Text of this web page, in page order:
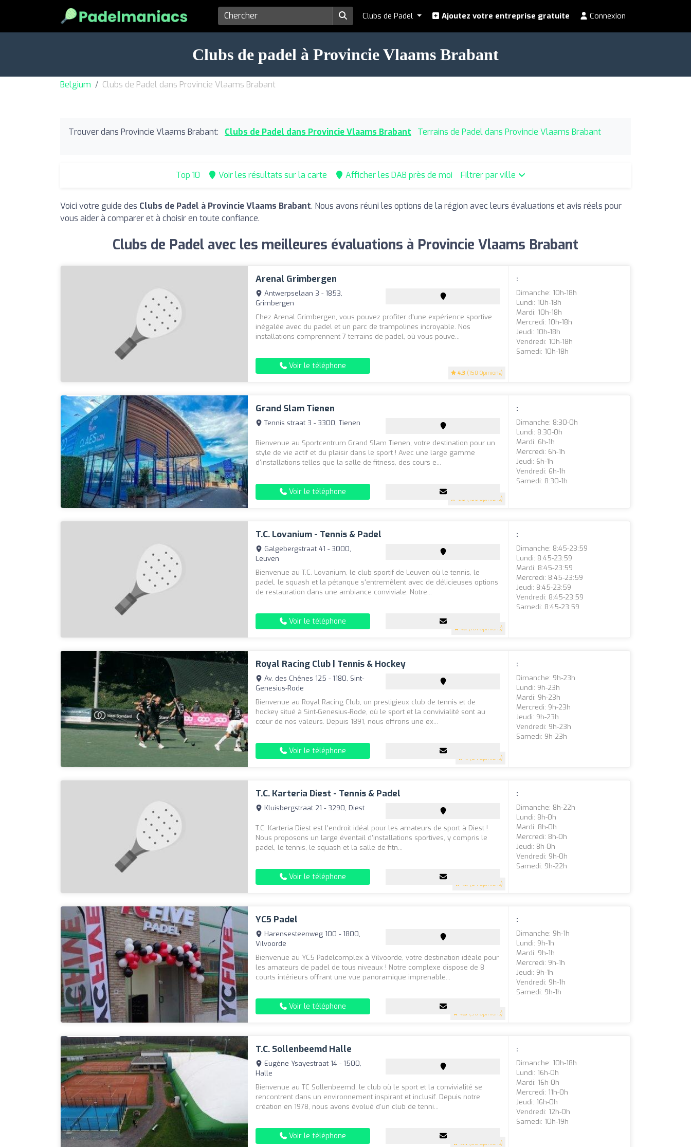
Clubs de Padel Ajoutez votre entreprise gratuite Connexion
Clubs de padel à Provincie Vlaams Brabant
Belgium Clubs de Padel dans Provincie Vlaams Brabant
Trouver dans Provincie Vlaams Brabant: Clubs de Padel dans Provincie Vlaams Brabant Terrains de Padel dans Provincie Vlaams Brabant
Top 10 Voir les résultats sur la carte Afficher les DAB près de moi Filtrer par ville
Voici votre guide des Clubs de Padel à Provincie Vlaams Brabant. Nous avons réuni les options de la région avec leurs évaluations et avis réels pour
vous aider à comparer et à choisir en toute confiance.
Clubs de Padel avec les meilleures évaluations à Provincie Vlaams Brabant
Arenal Grimbergen
4.3 (150 Opinions)
Antwerpselaan 3 - 1853,
Grimbergen
Chez Arenal Grimbergen, vous pouvez profiter d'une expérience sportive
inégalée avec du padel et un parc de trampolines incroyable. Nos
installations comprennent 7 terrains de padel, où vous pouve...
Voir le téléphone
:
Dimanche: 10h-18h
Lundi: 10h-18h
Mardi: 10h-18h
Mercredi: 10h-18h
Jeudi: 10h-18h
Vendredi: 10h-18h
Samedi: 10h-18h
Grand Slam Tienen
4.6 (106 Opinions)
Tennis straat 3 - 3300, Tienen
Bienvenue au Sportcentrum Grand Slam Tienen, votre destination pour un
style de vie actif et du plaisir dans le sport ! Avec une large gamme
d'installations telles que la salle de fitness, des cours e...
Voir le téléphone
:
Dimanche: 8:30-0h
Lundi: 8:30-0h
Mardi: 6h-1h
Mercredi: 6h-1h
Jeudi: 6h-1h
Vendredi: 6h-1h
Samedi: 8:30-1h
T.C. Lovanium - Tennis & Padel
4.1 (161 Opinions)
Galgebergstraat 41 - 3000,
Leuven
Bienvenue au T.C. Lovanium, le club sportif de Leuven où le tennis, le
padel, le squash et la pétanque s'entremêlent avec de délicieuses options
de restauration dans une ambiance conviviale. Notre...
Voir le téléphone
:
Dimanche: 8:45-23:59
Lundi: 8:45-23:59
Mardi: 8:45-23:59
Mercredi: 8:45-23:59
Jeudi: 8:45-23:59
Vendredi: 8:45-23:59
Samedi: 8:45-23:59
Royal Racing Club | Tennis & Hockey
4 (84 Opinions)
Av. des Chênes 125 - 1180, Sint-
Genesius-Rode
Bienvenue au Royal Racing Club, un prestigieux club de tennis et de
hockey situé à Sint-Genesius-Rode, où le sport et la convivialité sont au
cœur de nos valeurs. Depuis 1891, nous offrons une ex...
Voir le téléphone
:
Dimanche: 9h-23h
Lundi: 9h-23h
Mardi: 9h-23h
Mercredi: 9h-23h
Jeudi: 9h-23h
Vendredi: 9h-23h
Samedi: 9h-23h
T.C. Karteria Diest - Tennis & Padel
4.1 (84 Opinions)
Kluisbergstraat 21 - 3290, Diest
T.C. Karteria Diest est l'endroit idéal pour les amateurs de sport à Diest !
Nous proposons un large éventail d'installations sportives, y compris le
padel, le tennis, le squash et la salle de fitn...
Voir le téléphone
:
Dimanche: 8h-22h
Lundi: 8h-0h
Mardi: 8h-0h
Mercredi: 8h-0h
Jeudi: 8h-0h
Vendredi: 9h-0h
Samedi: 9h-22h
YC5 Padel
4.3 (56 Opinions)
Harensesteenweg 100 - 1800,
Vilvoorde
Bienvenue au YC5 Padelcomplex à Vilvoorde, votre destination idéale pour
les amateurs de padel de tous niveaux ! Notre complexe dispose de 8
courts intérieurs offrant une vue panoramique imprenable...
Voir le téléphone
:
Dimanche: 9h-1h
Lundi: 9h-1h
Mardi: 9h-1h
Mercredi: 9h-1h
Jeudi: 9h-1h
Vendredi: 9h-1h
Samedi: 9h-1h
T.C. Sollenbeemd Halle
4.4 (50 Opinions)
Eugène Ysayestraat 14 - 1500,
Halle
Bienvenue au TC Sollenbeemd, le club où le sport et la convivialité se
rencontrent dans un environnement inspirant et inclusif. Depuis notre
création en 1978, nous avons évolué d'un club de tenni...
Voir le téléphone
:
Dimanche: 10h-18h
Lundi: 16h-0h
Mardi: 16h-0h
Mercredi: 11h-0h
Jeudi: 16h-0h
Vendredi: 12h-0h
Samedi: 10h-19h